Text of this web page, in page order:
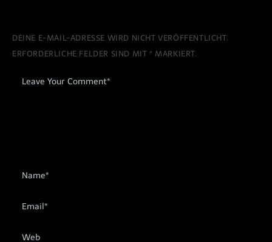
DEINE E-MAIL-ADRESSE WIRD NICHT VERÖFFENTLICHT.
ERFORDERLICHE FELDER SIND MIT* MARKIERT.